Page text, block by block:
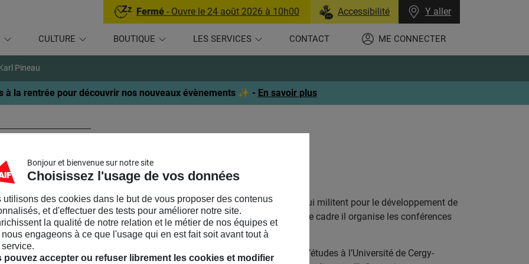
Fermé - Ouvre le 24 août 2026 à 10h00 Accessibilité Y aller
CULTURE BOUTIQUE LES SERVICES CONTACT ME CONNECTER
Pineau
à la rentrée pour découvrir nos nouveaux évènements ✨ - En savoir plus
DESIGNERS ETHIQUES
Pineauest co-fondateur et co-président du collectif Designers Ethiques qui militent pour le développement de
numériques responsables et respectueux de leurs utilisateurs. Dans ce cadre il organise les conférences
by Design.
de l’ENS de Lyon et l’Ecole du Louvre, Karl Pineau est aussi ingénieur d’études à l’Université de Cergy-
Bonjour et bienvenue sur notre site
Choisissez l'usage de vos données
utilisons des cookies dans le but de vous proposer des contenus
et d'effectuer des tests pour améliorer notre site.
la qualité de notre relation et le métier de nos équipes et
nous engageons à ce que l'usage qui en est fait soit avant tout à
pouvez accepter ou refuser librement les cookies et modifier